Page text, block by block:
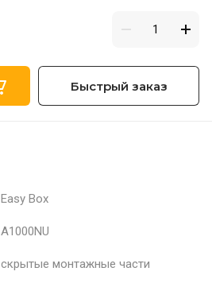
Быстрый заказ
Easy Box
A1000NU
скрытые монтажные части